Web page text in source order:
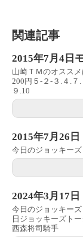
関連記事
2015年7月4日
山崎ＴＭのオスス
200円５‐２‐３.４.
９.10
2015年7月26日
今日のジョッキー
2024年3月17
今日のジョッキー
日ジョッキーズト
西森将司騎手